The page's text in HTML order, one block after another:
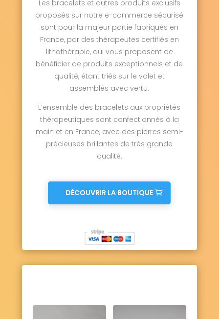
Les bracelets et autres produits exclusifs
proposés sur notre e-commerce sécurisé
sont pour la majeur partie fabriqués en
France, par des thérapeutes certifiés en
lithothérapie, qui vous proposent de
bénéficier de produits exceptionnels et de
qualité, étant triés sur le volet et
assemblés avec vertu.
L’ensemble des bracelets aux propriétés
thérapeutiques sont confectionnés à la
main et en France, avec des pierres semi-
précieuses brillantes de très grande
qualité.
DÉCOUVRIR LA BOUTIQUE